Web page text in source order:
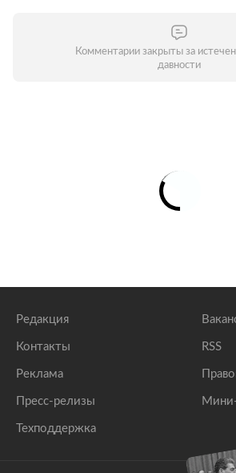
Комментарии закрыты за
давности
Редакция
Контакты
Реклама
Пресс-релизы
Техподдержка
RSS